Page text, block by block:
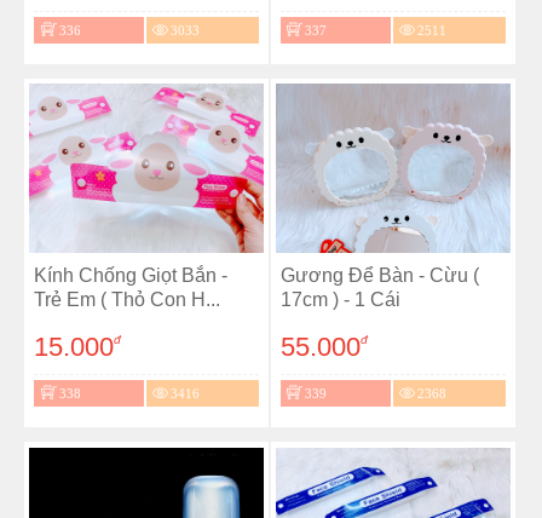
336 3033 337 2511
Kính Chống Giọt Bắn -
Trẻ Em ( Thỏ Con H...
15.000đ
338 3416
Gương Để Bàn - Cừu (
17cm ) - 1 Cái
55.000đ
339 2368